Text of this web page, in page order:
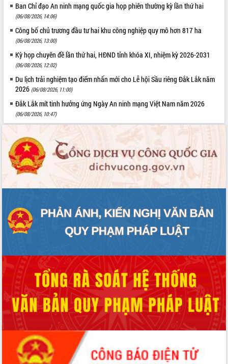
Ban Chỉ đạo An ninh mạng quốc gia họp phiên thường kỳ lần thứ hai
(06/08/2026, 14:06)
Công bố chủ trương đầu tư hai khu công nghiệp quy mô hơn 817 ha
(06/08/2026, 13:00)
Kỳ họp chuyên đề lần thứ hai, HĐND tỉnh khóa XI, nhiệm kỳ 2026-2031
(06/08/2026, 12:02)
Du lịch trải nghiệm tạo điểm nhấn mới cho Lễ hội Sầu riêng Đắk Lắk năm
2026 (06/08/2026, 11:00)
Đắk Lắk mít tinh hưởng ứng Ngày An ninh mạng Việt Nam năm 2026
(06/08/2026, 10:47)